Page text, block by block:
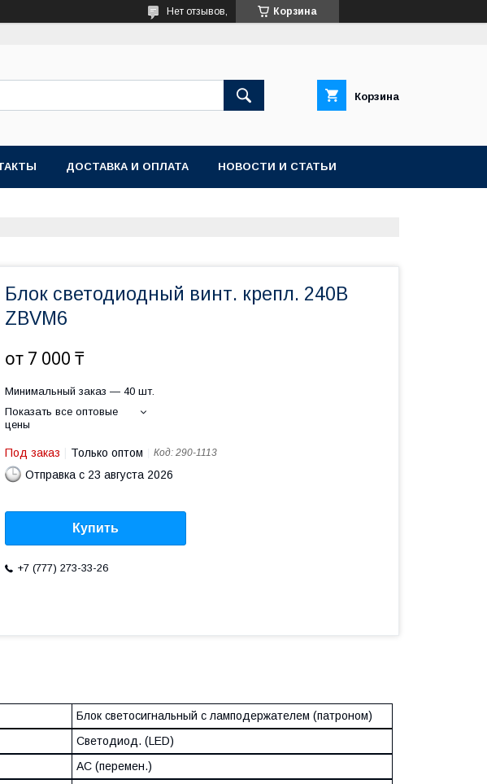
Корзина
Нет отзывов,
Корзина
ДОСТАВКА И ОПЛАТА НОВОСТИ И СТАТЬИ
Блок светодиодный винт. крепл. 240В
ZBVM6
от 7 000 ₸
Минимальный заказ — 40 шт.
Показать все оптовые
цены
Под заказ Только оптом Код: 290-1113
Отправка с 23 августа 2026
Купить
+7 (777) 273-33-26
Блок светосигнальный с ламподержателем (патроном)
Светодиод. (LED)
AC (перемен.)